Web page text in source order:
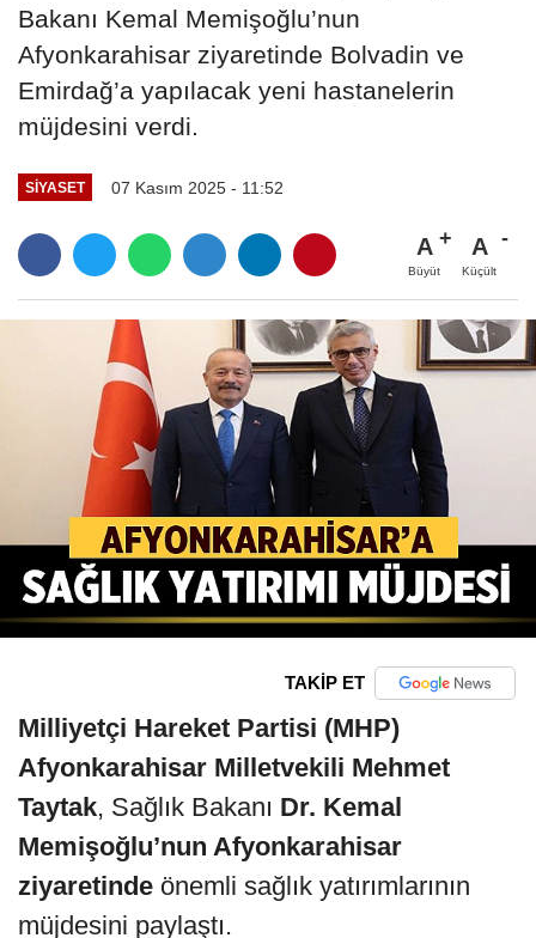
Bakanı Kemal Memişoğlu’nun
Afyonkarahisar ziyaretinde Bolvadin ve
Emirdağ’a yapılacak yeni hastanelerin
müjdesini verdi.
SIYASET 07 Kasım 2025 - 11:52
A
Büyüt
A
Küçült
TAKİP ET
Milliyetçi Hareket Partisi (MHP)
Afyonkarahisar Milletvekili Mehmet
Taytak, Sağlık Bakanı Dr. Kemal
Memişoğlu’nun Afyonkarahisar
ziyaretinde önemli sağlık yatırımlarının
müjdesini paylaştı.